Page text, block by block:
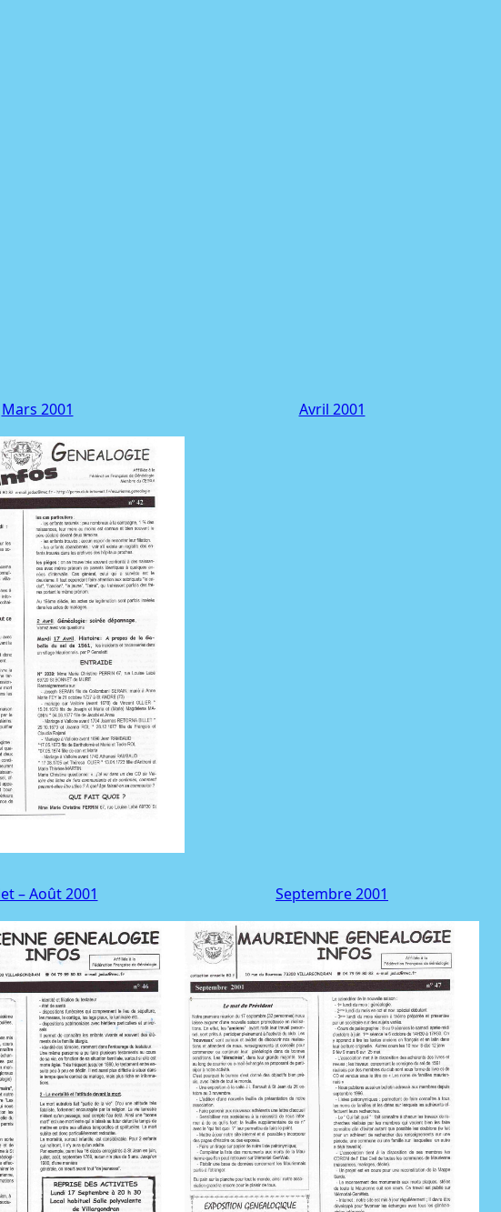
Mars 2001 Avril 2001
– Août 2001 Septembre 2001